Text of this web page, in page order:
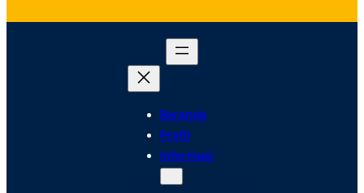
Beranda
Profil
Informasi